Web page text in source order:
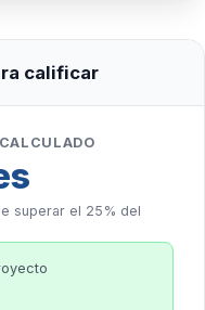
calificar
superar el 25% del